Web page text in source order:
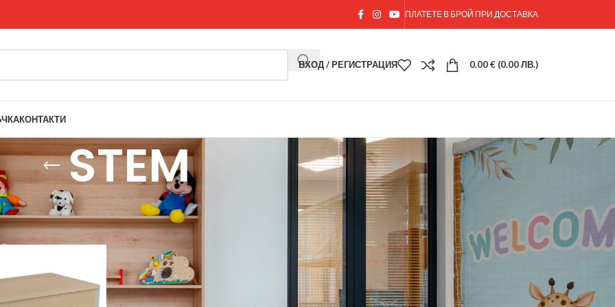
ПЛАТЕТЕ В БРОЙ ПРИ ДОСТАВКА
ВХОД / РЕГИСТРАЦИЯ 0.00€ (0.00 ЛВ.)
КОНТАКТИ
STEM
18 24